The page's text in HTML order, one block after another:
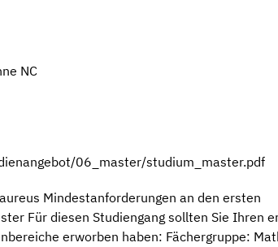
NC
06_master/studium_master.pdf
Mindestanforderungen an den ersten
Für diesen Studiengang sollten Sie Ihren
erworben haben: Fächergruppe: